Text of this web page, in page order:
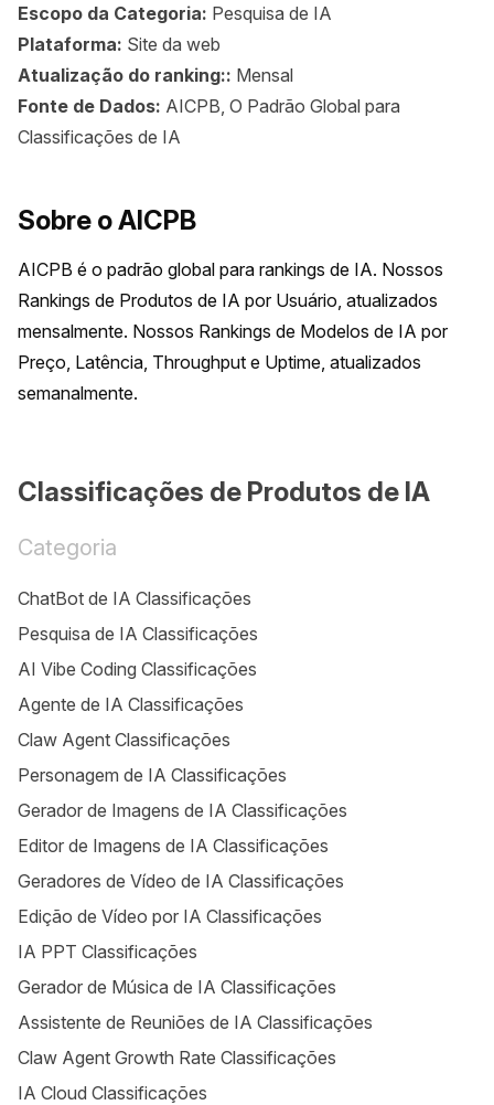
Escopo da Categoria: Pesquisa de IA
Plataforma: Site da web
Atualização do ranking:: Mensal
Fonte de Dados: AICPB, O Padrão Global para
Classificações de IA
Sobre o AICPB
AICPB é o padrão global para rankings de IA. Nossos
Rankings de Produtos de IA por Usuário, atualizados
mensalmente. Nossos Rankings de Modelos de IA por
Preço, Latência, Throughput e Uptime, atualizados
semanalmente.
Classificações de Produtos de IA
Categoria
ChatBot de IA Classificações
Pesquisa de IA Classificações
AI Vibe Coding Classificações
Agente de IA Classificações
Claw Agent Classificações
Personagem de IA Classificações
Gerador de Imagens de IA Classificações
Editor de Imagens de IA Classificações
Geradores de Vídeo de IA Classificações
Edição de Vídeo por IA Classificações
IA PPT Classificações
Gerador de Música de IA Classificações
Assistente de Reuniões de IA Classificações
Claw Agent Growth Rate Classificações
IA Cloud Classificações